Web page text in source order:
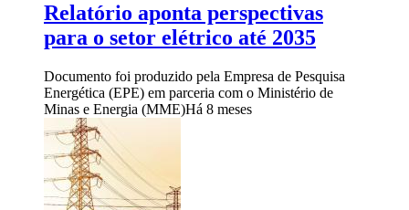
Relatório aponta perspectivas
para o setor elétrico até 2035
Documento foi produzido pela Empresa de Pesquisa
Energética (EPE) em parceria com o Ministério de
Minas e Energia (MME)Há 8 meses